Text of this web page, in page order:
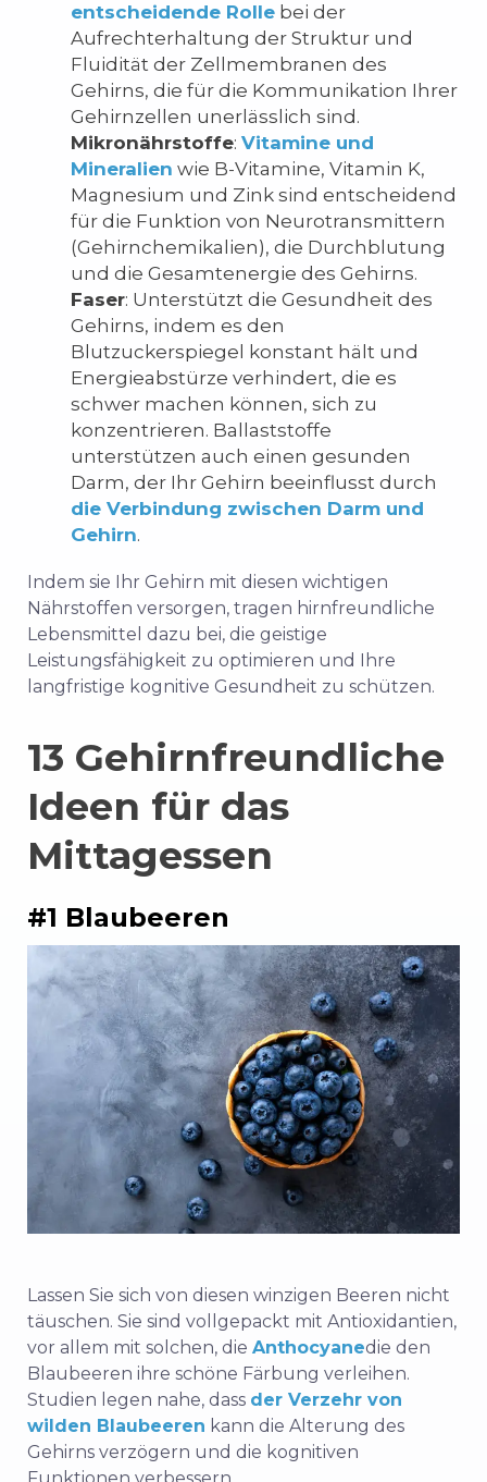
entscheidende Rolle bei der
Aufrechterhaltung der Struktur und
Fluidität der Zellmembranen des
Gehirns, die für die Kommunikation Ihrer
Gehirnzellen unerlässlich sind.
Mikronährstoffe: Vitamine und
Mineralien wie B-Vitamine, Vitamin K,
Magnesium und Zink sind entscheidend
für die Funktion von Neurotransmittern
(Gehirnchemikalien), die Durchblutung
und die Gesamtenergie des Gehirns.
Faser: Unterstützt die Gesundheit des
Gehirns, indem es den
Blutzuckerspiegel konstant hält und
Energieabstürze verhindert, die es
schwer machen können, sich zu
konzentrieren. Ballaststoffe
unterstützen auch einen gesunden
Darm, der Ihr Gehirn beeinflusst durch
die Verbindung zwischen Darm und
Gehirn.
Indem sie Ihr Gehirn mit diesen wichtigen
Nährstoffen versorgen, tragen hirnfreundliche
Lebensmittel dazu bei, die geistige
Leistungsfähigkeit zu optimieren und Ihre
langfristige kognitive Gesundheit zu schützen.
13 Gehirnfreundliche
Ideen für das
Mittagessen
#1 Blaubeeren
Lassen Sie sich von diesen winzigen Beeren nicht
täuschen. Sie sind vollgepackt mit Antioxidantien,
vor allem mit solchen, die Anthocyanedie den
Blaubeeren ihre schöne Färbung verleihen.
Studien legen nahe, dass der Verzehr von
wilden Blaubeeren kann die Alterung des
Gehirns verzögern und die kognitiven